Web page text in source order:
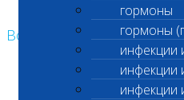
гормоны
гормоны
инфекции
инфекции
инфекции
Возврат к списку